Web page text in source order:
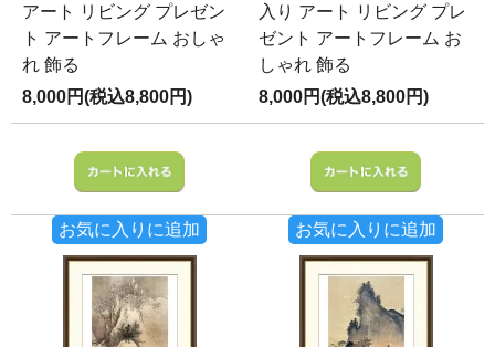
アート リビング プレゼン
ト アートフレーム おしゃ
れ 飾る
8,000円(税込8,800円)
お気に入りに追加
入り アート リビング プレ
ゼント アートフレーム お
しゃれ 飾る
8,000円(税込8,800円)
お気に入りに追加